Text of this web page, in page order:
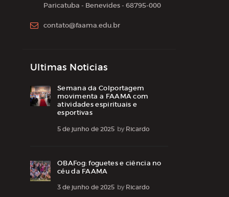
Paricatuba - Benevides - 68795-000
contato@faama.edu.br
Ultimas Noticias
Semana da Colportagem
movimenta a FAAMA com
atividades espirituais e
esportivas
5 de junho de 2025 by Ricardo
OBAFog: foguetes e ciência no
céu da FAAMA
3 de junho de 2025 by Ricardo